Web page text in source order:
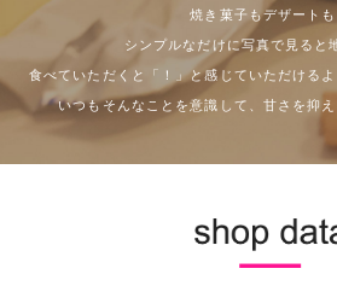
焼き菓子もデザート
シンプルなだけに写真で見ると
食べていただくと「！」と感じていただける
いつもそんなことを意識して、甘さを抑え